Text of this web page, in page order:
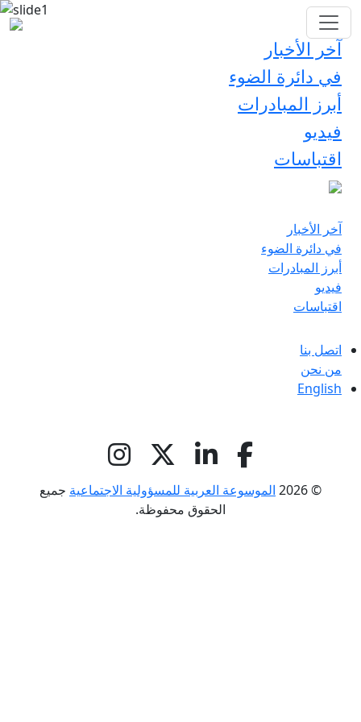
آخر الأخبار
في دائرة الضوء
أبرز المبادرات
فيديو
اقتباسات
آخر الأخبار
في دائرة الضوء
أبرز المبادرات
فيديو
اقتباسات
اتصل بنا
من نحن
English
© 2026 الموسوعة العربية للمسؤولية الاجتماعية جميع
الحقوق محفوظة.